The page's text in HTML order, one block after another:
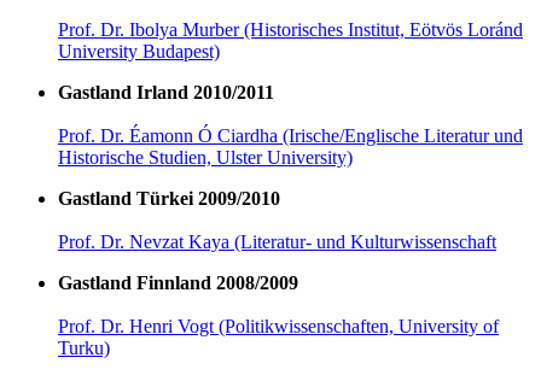
Prof. Dr. Ibolya Murber (Historisches Institut, Eötvös Loránd
University Budapest)
Gastland Irland 2010/2011
Prof. Dr. Éamonn Ó Ciardha (Irische/Englische Literatur und
Historische Studien, Ulster University)
Gastland Türkei 2009/2010
Prof. Dr. Nevzat Kaya (Literatur- und Kulturwissenschaft
Gastland Finnland 2008/2009
Prof. Dr. Henri Vogt (Politikwissenschaften, University of
Turku)